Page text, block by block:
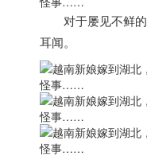
对于屡见不鲜的
耳闻。